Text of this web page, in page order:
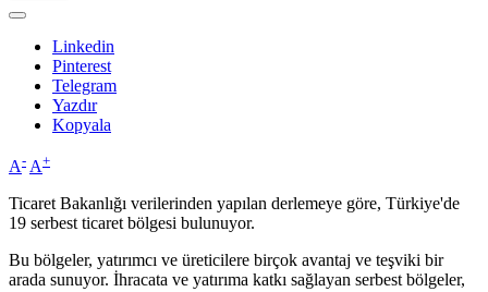
Linkedin
Pinterest
Telegram
Yazdır
Kopyala
A- A+
Ticaret Bakanlığı verilerinden yapılan derlemeye göre, Türkiye'de
19 serbest ticaret bölgesi bulunuyor.
Bu bölgeler, yatırımcı ve üreticilere birçok avantaj ve teşviki bir
arada sunuyor. İhracata ve yatırıma katkı sağlayan serbest bölgeler,